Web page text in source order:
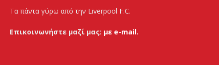
Τα πάντα γύρω από την Liverpool F.C.
Επικοινωνήστε μαζί μας: με e-mail.